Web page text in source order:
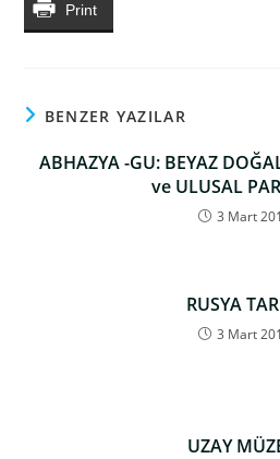
Print
BENZER YAZILAR
ABHAZYA -GU: BEYAZ
ve ULUSAL
3 Mart
RUSYA
3 Mart
UZAY